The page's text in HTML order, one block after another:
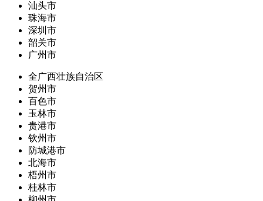
汕头市
珠海市
深圳市
韶关市
广州市
全广西壮族自治区
贺州市
百色市
玉林市
贵港市
钦州市
防城港市
北海市
梧州市
桂林市